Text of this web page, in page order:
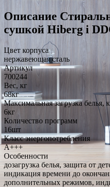
Описание
сушкой Hiberg i
Цвет корпуса
нержавеющая сталь
Артикул
700244
Вес, кг
68кг
Максимальная загрузка белья,
6кг
Количество программ
16шт
Класс энергопотребления
A+++
Особенности
дозагрузка белья, защита от
индикация времени до
дополнительных режимов,